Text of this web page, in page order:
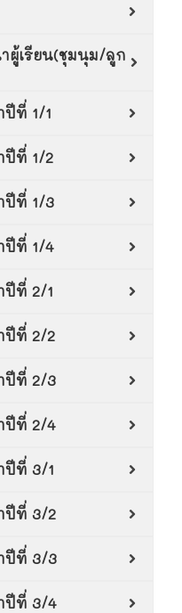
ผู้เรียน(ชุมนุม/ลูก
ที่ 1/1
ปีที่ 1/2
ปีที่ 1/3
ปีที่ 1/4
ปีที่ 2/1
ปีที่ 2/2
ปีที่ 2/3
ปีที่ 2/4
ปีที่ 3/1
ปีที่ 3/2
ปีที่ 3/3
ปีที่ 3/4